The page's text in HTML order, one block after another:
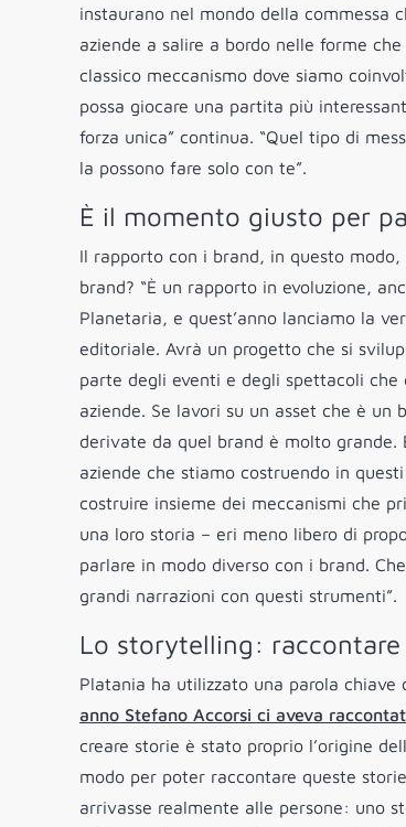
instaurano nel mondo della commessa
aziende a salire a bordo nelle forme
classico meccanismo dove siamo
possa giocare una partita più
forza unica” continua. “Quel tipo di
la possono fare solo con te”.
È il momento giusto per
Il rapporto con i brand, in questo
brand? “È un rapporto in evoluzione,
Planetaria, e quest’anno lanciamo la
editoriale. Avrà un progetto che si
parte degli eventi e degli spettacoli
aziende. Se lavori su un asset che è
derivate da quel brand è molto
aziende che stiamo costruendo in
costruire insieme dei meccanismi che
una loro storia – eri meno libero di
parlare in modo diverso con i brand.
grandi narrazioni con questi strumenti”.
Lo storytelling:
Platania ha utilizzato una parola
anno Stefano Accorsi ci aveva
creare storie è stato proprio l’origine
modo per poter raccontare queste
arrivasse realmente alle persone: uno